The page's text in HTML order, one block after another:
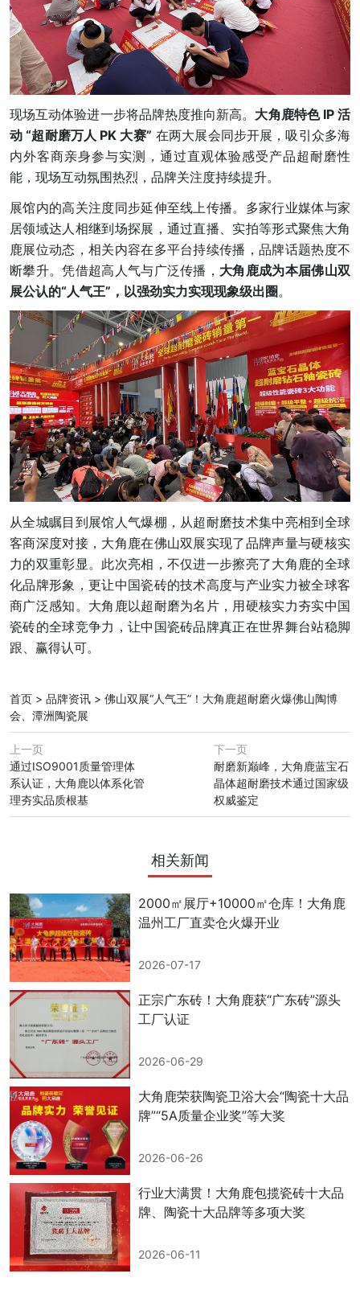
现场互动体验进一步将品牌热度推向新高。 大角鹿特色 IP 活
动 “超耐磨万人 PK 大赛” 在两大展会同步开展，吸引众多海
内外客商亲身参与实测，通过直观体验感受产品超耐磨性
能，现场互动氛围热烈，品牌关注度持续提升。
展馆内的高关注度同步延伸至线上传播。多家行业媒体与家
居领域达人相继到场探展，通过直播、实拍等形式聚焦大角
鹿展位动态，相关内容在多平台持续传播，品牌话题热度不
断攀升。凭借超高人气与广泛传播， 大角鹿成为本届佛山双
展公认的“人气王”，以强劲实力实现现象级出圈。
从全城瞩目到展馆人气爆棚，从超耐磨技术集中亮相到全球
客商深度对接，大角鹿在佛山双展实现了品牌声量与硬核实
力的双重彰显。此次亮相，不仅进一步擦亮了大角鹿的全球
化品牌形象，更让中国瓷砖的技术高度与产业实力被全球客
商广泛感知。大角鹿以超耐磨为名片，用硬核实力夯实中国
瓷砖的全球竞争力，让中国瓷砖品牌真正在世界舞台站稳脚
跟、赢得认可。
首页 > 品牌资讯 > 佛山双展“人气王”！大角鹿超耐磨火爆佛山陶博
会、潭洲陶瓷展
上一页
通过ISO9001质量管理体
系认证，大角鹿以体系化管
理夯实品质根基
下一页
耐磨新巅峰，大角鹿蓝宝石
晶体超耐磨技术通过国家级
权威鉴定
相关新闻
2000㎡展厅+10000㎡仓库！大角鹿
温州工厂直卖仓火爆开业
2026-07-17
正宗广东砖！大角鹿获“广东砖”源头
工厂认证
2026-06-29
大角鹿荣获陶瓷卫浴大会“陶瓷十大品
牌”“5A质量企业奖”等大奖
2026-06-26
行业大满贯！大角鹿包揽瓷砖十大品
牌、陶瓷十大品牌等多项大奖
2026-06-11